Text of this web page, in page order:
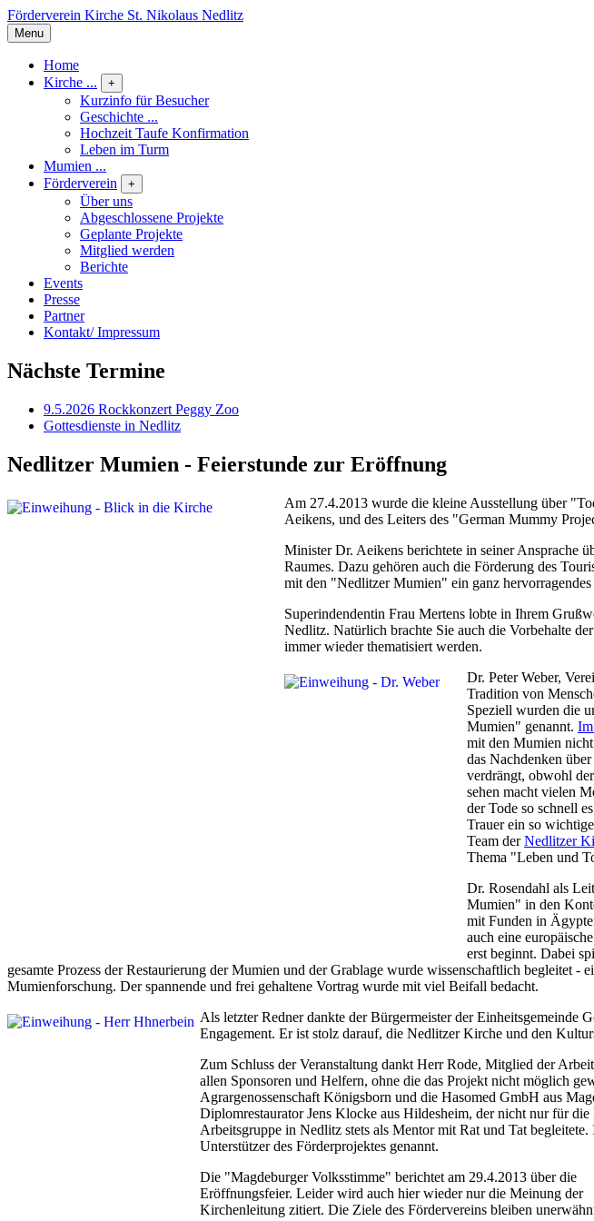
Förderverein Kirche St. Nikolaus Nedlitz
Menu
Home
Kirche ...
+
Kurzinfo für Besucher
Geschichte ...
Hochzeit Taufe Konfirmation
Leben im Turm
Mumien ...
Förderverein
+
Über uns
Abgeschlossene Projekte
Geplante Projekte
Mitglied werden
Berichte
Events
Presse
Partner
Kontakt/ Impressum
Nächste Termine
9.5.2026 Rockkonzert Peggy Zoo
Gottesdienste in Nedlitz
Nedlitzer Mumien - Feierstunde zur Eröffnung
Am 27.4.2013 wurde die kleine Ausstellung über
Aeikens, und des Leiters des "German Mummy
Minister Dr. Aeikens berichtete in seiner Ansprache
Raumes. Dazu gehören auch die Förderung des
mit den "Nedlitzer Mumien" ein ganz
Superindendentin Frau Mertens lobte in Ihrem
Nedlitz. Natürlich brachte Sie auch die Vorbehalte
immer wieder thematisiert werden.
Dr. Peter Weber,
Tradition von
Speziell wurden die
Mumien" genannt.
mit den Mumien
das Nachdenken
verdrängt, obwohl
sehen macht vielen
der Tode so schnell
Trauer ein so
Team derNedlitzer
Thema "Leben und
Dr. Rosendahl als
Mumien" in den
mit Funden in
auch eine
erst beginnt. Dabei
gesamte Prozess der Restaurierung der Mumien und der Grablage wurde wissenschaftlich begleitet -
Mumienforschung. Der spannende und frei gehaltene Vortrag wurde mit viel Beifall bedacht.
Als letzter Redner dankte der Bürgermeister der Einheitsgemeinde
Engagement. Er ist stolz darauf, die Nedlitzer Kirche und den
Zum Schluss der Veranstaltung dankt Herr Rode, Mitglied der
allen Sponsoren und Helfern, ohne die das Projekt nicht möglich
Agrargenossenschaft Königsborn und die Hasomed GmbH aus
Diplomrestaurator Jens Klocke aus Hildesheim, der nicht nur für
Arbeitsgruppe in Nedlitz stets als Mentor mit Rat und Tat
Unterstützer des Förderprojektes genannt.
Die "Magdeburger Volksstimme" berichtet am 29.4.2013 über die
Eröffnungsfeier. Leider wird auch hier wieder nur die Meinung der
Kirchenleitung zitiert. Die Ziele des Fördervereins bleiben